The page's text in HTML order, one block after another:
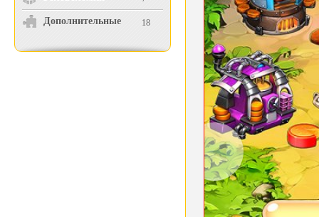
Дополнительные 18